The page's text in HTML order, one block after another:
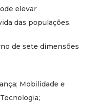
elevar
das populações.
de sete dimensões
Mobilidade e